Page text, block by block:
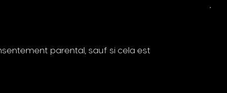
parental, sauf si cela est